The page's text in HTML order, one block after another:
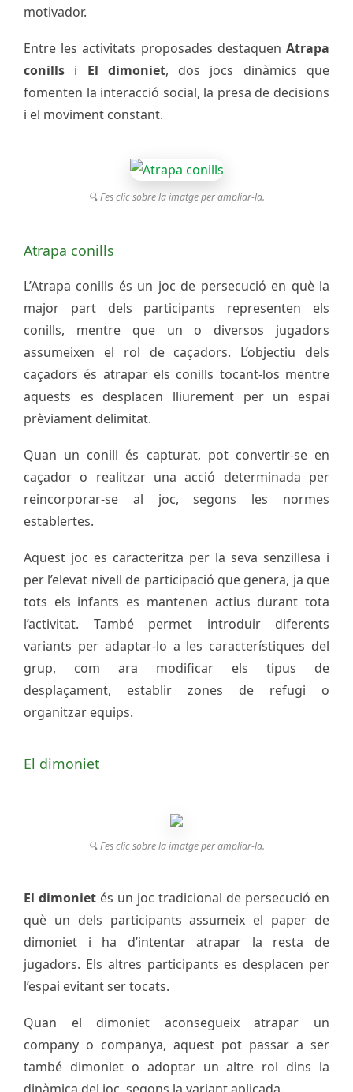
motivador.
Entre les activitats proposades destaquen Atrapa
conills i El dimoniet, dos jocs dinàmics que
fomenten la interacció social, la presa de decisions
i el moviment constant.
🔍 Fes clic sobre la imatge per ampliar-la.
Atrapa conills
L’Atrapa conills és un joc de persecució en què la
major part dels participants representen els
conills, mentre que un o diversos jugadors
assumeixen el rol de caçadors. L’objectiu dels
caçadors és atrapar els conills tocant-los mentre
aquests es desplacen lliurement per un espai
prèviament delimitat.
Quan un conill és capturat, pot convertir-se en
caçador o realitzar una acció determinada per
reincorporar-se al joc, segons les normes
establertes.
Aquest joc es caracteritza per la seva senzillesa i
per l’elevat nivell de participació que genera, ja que
tots els infants es mantenen actius durant tota
l’activitat. També permet introduir diferents
variants per adaptar-lo a les característiques del
grup, com ara modificar els tipus de
desplaçament, establir zones de refugi o
organitzar equips.
El dimoniet
🔍 Fes clic sobre la imatge per ampliar-la.
El dimoniet és un joc tradicional de persecució en
què un dels participants assumeix el paper de
dimoniet i ha d’intentar atrapar la resta de
jugadors. Els altres participants es desplacen per
l’espai evitant ser tocats.
Quan el dimoniet aconsegueix atrapar un
company o companya, aquest pot passar a ser
també dimoniet o adoptar un altre rol dins la